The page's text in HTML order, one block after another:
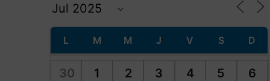
L M M J V S D
30 1 2 3 4 5 6